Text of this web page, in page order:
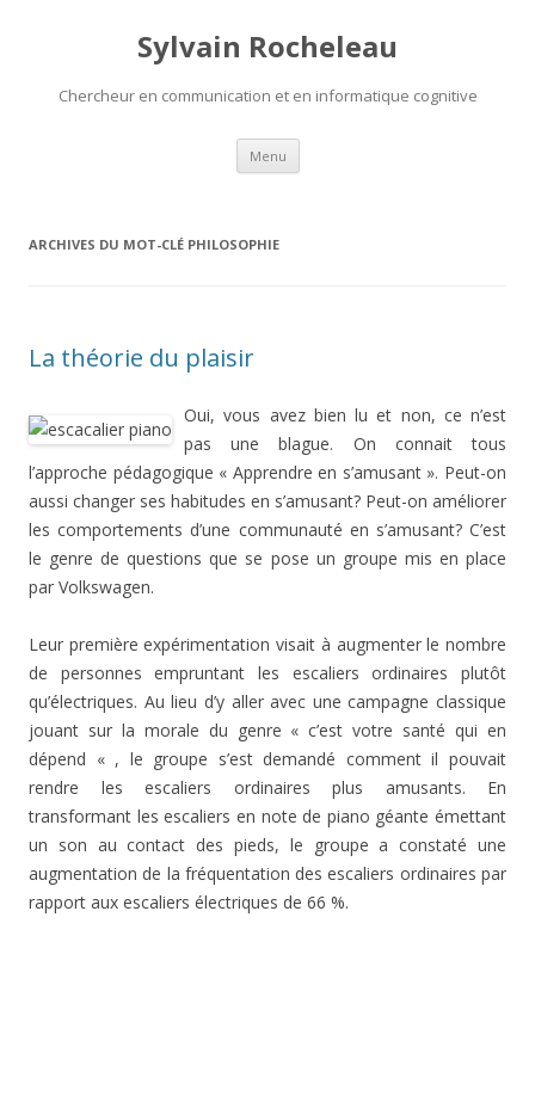
Sylvain Rocheleau
Chercheur en communication et en informatique cognitive
Menu Aller au contenu principal
ARCHIVES DU MOT-CLÉ PHILOSOPHIE
La théorie du plaisir
Oui, vous avez bien lu et non, ce n’est
pas une blague. On connait tous
l’approche pédagogique « Apprendre en s’amusant ». Peut-on
aussi changer ses habitudes en s’amusant? Peut-on améliorer
les comportements d’une communauté en s’amusant? C’est
le genre de questions que se pose un groupe mis en place
par Volkswagen.
Leur première expérimentation visait à augmenter le nombre
de personnes empruntant les escaliers ordinaires plutôt
qu’électriques. Au lieu d’y aller avec une campagne classique
jouant sur la morale du genre « c’est votre santé qui en
dépend « , le groupe s’est demandé comment il pouvait
rendre les escaliers ordinaires plus amusants. En
transformant les escaliers en note de piano géante émettant
un son au contact des pieds, le groupe a constaté une
augmentation de la fréquentation des escaliers ordinaires par
rapport aux escaliers électriques de 66 %.